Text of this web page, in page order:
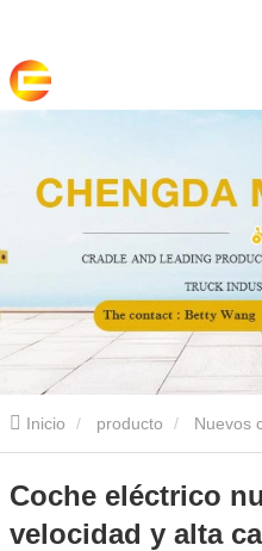
Inicio producto Nuevos
eléctrico nuevo de alta velocidad
Coche eléctrico
velocidad y alta